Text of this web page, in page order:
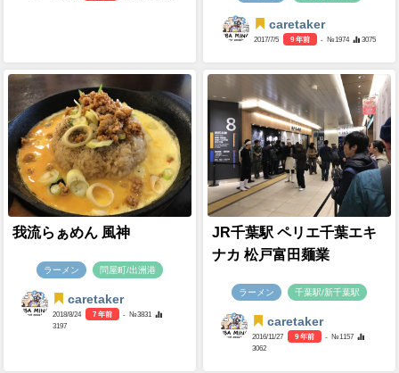
caretaker
2017/7/5 9 年前 - №1974 3075
我流らぁめん 風神
ラーメン 問屋町/出洲港
caretaker
2018/8/24 7 年前
- №3831
3197
JR千葉駅 ペリエ千葉エキ
ナカ 松戸富田麺業
ラーメン 千葉駅/新千葉駅
caretaker
2016/11/27 9 年前
- №1157
3062